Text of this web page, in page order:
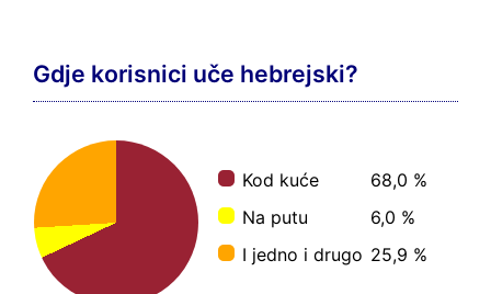
Gdje korisnici uče hebrejski?
Kod kuće
68,0 %
Na putu
6,0 %
I jedno i drugo 25,9 %